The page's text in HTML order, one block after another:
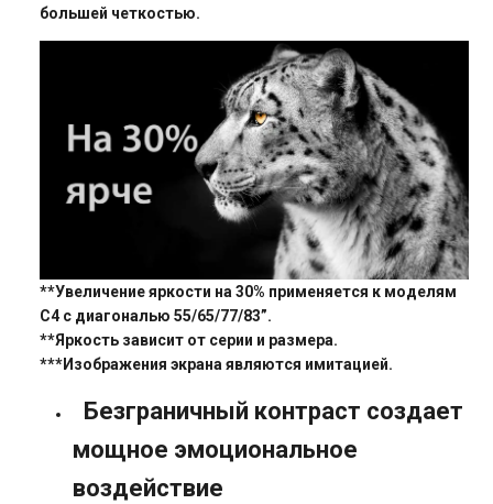
большей четкостью.
**Увеличение яркости на 30% применяется к моделям
C4 с диагональю 55/65/77/83”.
**Яркость зависит от серии и размера.
***Изображения экрана являются имитацией.
Безграничный контраст создает
мощное эмоциональное
воздействие